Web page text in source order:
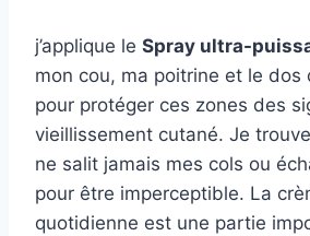
j’applique le Spray ultra-
mon cou, ma poitrine et le dos
pour protéger ces zones des
vieillissement cutané. Je
ne salit jamais mes cols ou
pour être imperceptible. La
quotidienne est une partie